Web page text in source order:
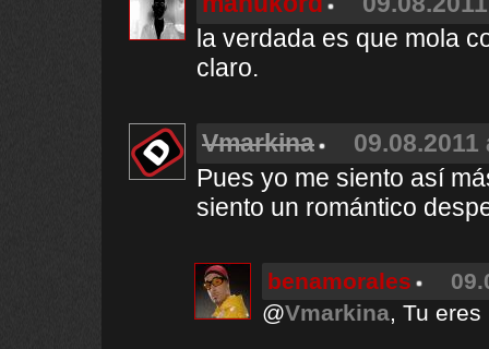
la verdada es que mola
claro.
Vmarkina
Pues yo me siento así
siento un romántico
benamorales
@Vmarkina, Tu